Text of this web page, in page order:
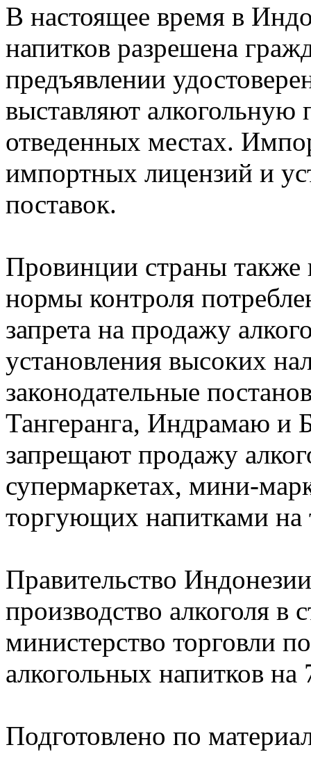
В настоящее время в
напитков разрешена
предъявлении
выставляют
отведенных местах.
импортных лицензий и
поставок.
Провинции страны также
нормы контроля
запрета на продажу
установления высоких
законодательные
Тангеранга, Индрамаю и
запрещают продажу
супермаркетах, мини-
торгующих напитками на
Правительство
производство алкоголя в
министерство торговли
алкогольных напитков
Подготовлено по